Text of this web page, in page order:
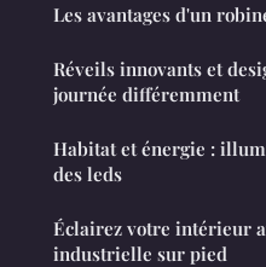
Les avantages d'un
Réveils innovants et
journée différemment
Habitat et énergie :
des leds
Éclairez votre intérieur
industrielle sur pied